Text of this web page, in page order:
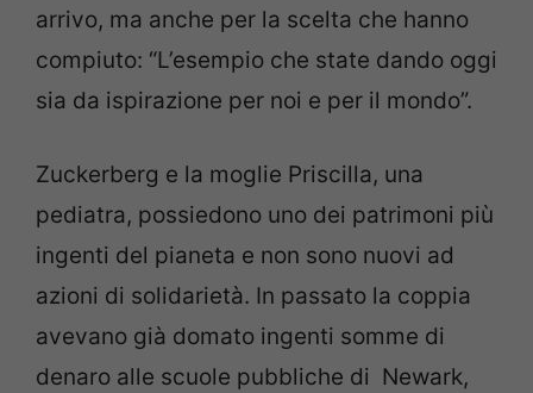
arrivo, ma anche per la scelta che hanno
compiuto: “L’esempio che state dando oggi
sia da ispirazione per noi e per il mondo”.
Zuckerberg e la moglie Priscilla, una
pediatra, possiedono uno dei patrimoni più
ingenti del pianeta e non sono nuovi ad
azioni di solidarietà. In passato la coppia
avevano già domato ingenti somme di
denaro alle scuole pubbliche di Newark,